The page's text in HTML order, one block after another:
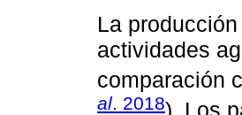
La
actividades
comparación
al. 2018